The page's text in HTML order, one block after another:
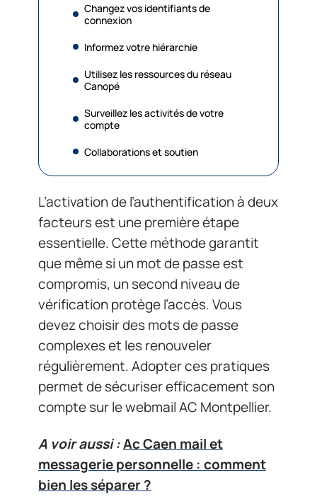
Changez vos identifiants de
connexion
Informez votre hiérarchie
Utilisez les ressources du réseau
Canopé
Surveillez les activités de votre
compte
Collaborations et soutien
L’activation de l’authentification à deux
facteurs est une première étape
essentielle. Cette méthode garantit
que même si un mot de passe est
compromis, un second niveau de
vérification protège l’accès. Vous
devez choisir des mots de passe
complexes et les renouveler
régulièrement. Adopter ces pratiques
permet de sécuriser efficacement son
compte sur le webmail AC Montpellier.
A voir aussi :Ac Caen mail et
messagerie personnelle : comment
bien les séparer ?